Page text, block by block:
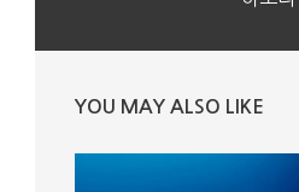
YOU MAY ALSO LIKE